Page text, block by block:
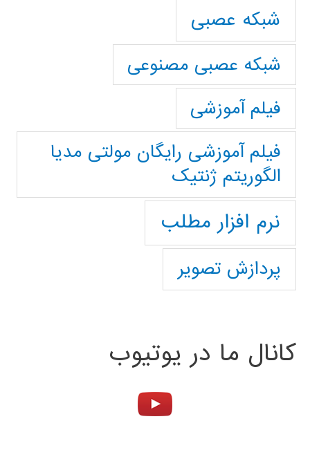
شبکه عصبی
شبکه عصبی مصنوعی
فیلم آموزشی
فیلم آموزشی رایگان مولتی مدیا
الگوریتم ژنتیک
نرم افزار مطلب
پردازش تصویر
کانال ما در یوتیوب